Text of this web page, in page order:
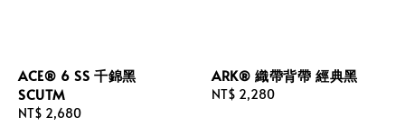
ACE® 6 SS 千錦黑
SCUTM
Regular
NT$ 2,680
ARK® 織帶背帶 經典黑
Regular
NT$ 2,280